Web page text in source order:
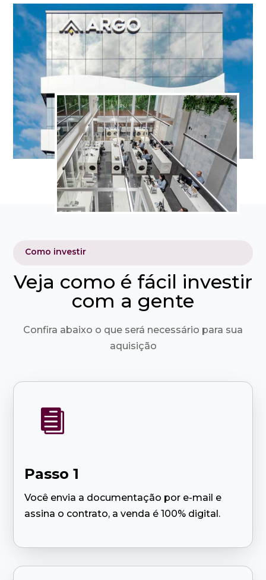
Como investir
Veja como é fácil investir
com a gente
Confira abaixo o que será necessário para sua
aquisição

Passo 1
Você envia a documentação por e-mail e
assina o contrato, a venda é 100% digital.